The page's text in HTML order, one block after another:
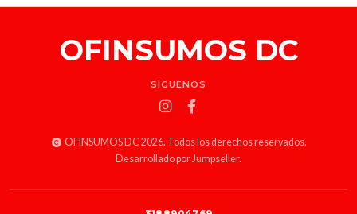
OFINSUMOS DC
SÍGUENOS
OFINSUMOS DC 2026. Todos los derechos reservados.
Desarrollado por Jumpseller.